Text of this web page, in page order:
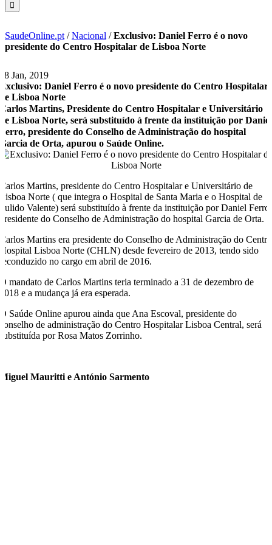
SaudeOnline.pt /Nacional /Exclusivo: Daniel Ferro é o novo
presidente do Centro Hospitalar de Lisboa Norte
18 Jan, 2019
Exclusivo: Daniel Ferro é o novo presidente do Centro Hospitalar
de Lisboa Norte
Carlos Martins, Presidente do Centro Hospitalar e Universitário
de Lisboa Norte, será substituído à frente da instituição por Daniel
Ferro, presidente do Conselho de Administração do hospital
Garcia de Orta, apurou o Saúde Online.
Carlos Martins, presidente do Centro Hospitalar e Universitário de
Lisboa Norte ( que integra o Hospital de Santa Maria e o Hospital de
Pulido Valente) será substituído à frente da instituição por Daniel Ferro,
presidente do Conselho de Administração do hospital Garcia de Orta.
Carlos Martins era presidente do Conselho de Administração do Centro
Hospital Lisboa Norte (CHLN) desde fevereiro de 2013, tendo sido
reconduzido no cargo em abril de 2016.
O mandato de Carlos Martins teria terminado a 31 de dezembro de
2018 e a mudança já era esperada.
O Saúde Online apurou ainda que Ana Escoval, presidente do
conselho de administração do Centro Hospitalar Lisboa Central, será
substituída por Rosa Matos Zorrinho.
Miguel Mauritti e António Sarmento